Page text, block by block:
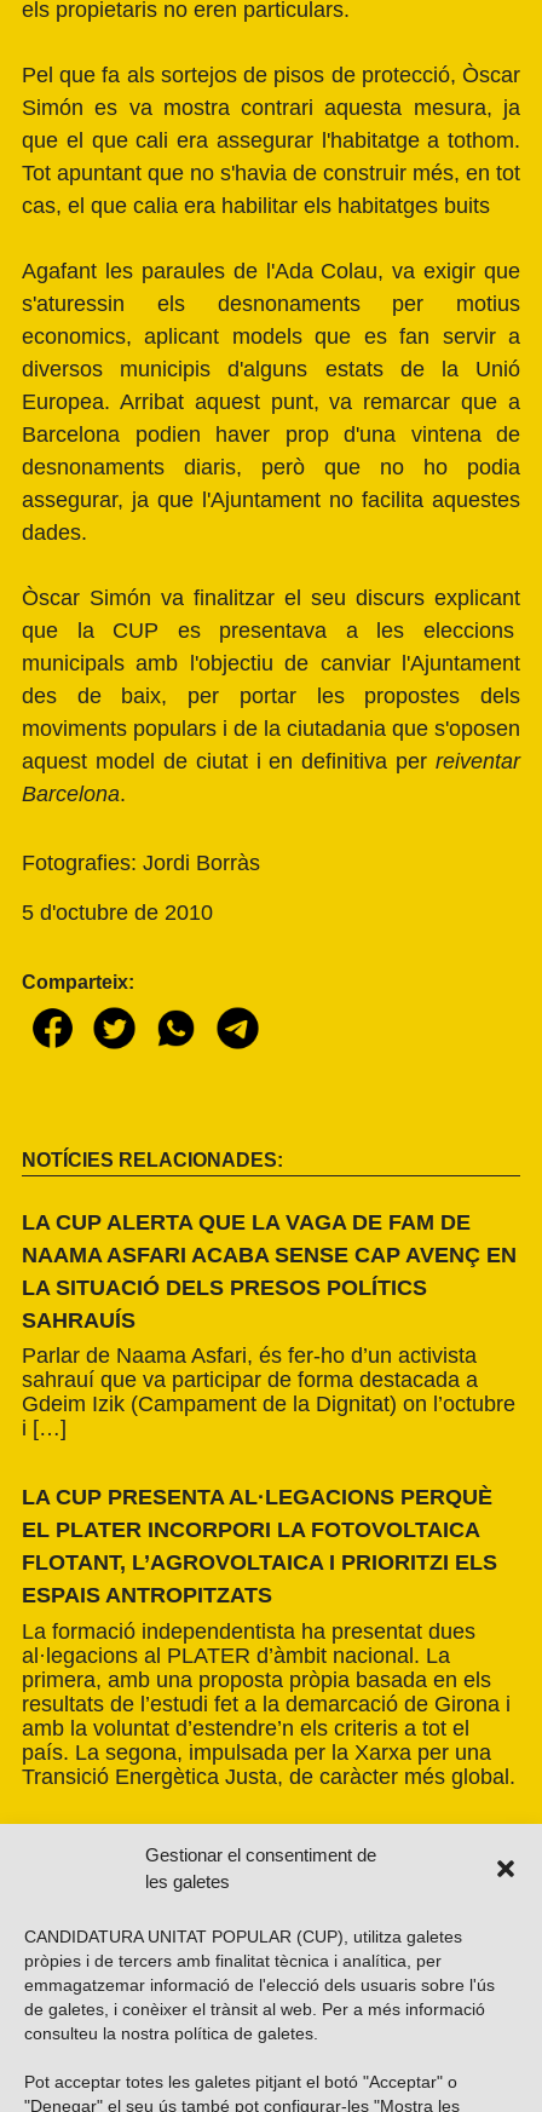
Gestionar el consentiment de
les galetes
CANDIDATURA UNITAT POPULAR (CUP), utilitza galetes
pròpies i de tercers amb finalitat tècnica i analítica, per
emmagatzemar informació de l'elecció dels usuaris sobre l'ús
de galetes, i conèixer el trànsit al web. Per a més informació
consulteu la nostra política de galetes
Pot acceptar totes les galetes pitjant el botó "Acceptar" o
"Denegar" el seu ús també pot configurar-les "Mostra les
els propietaris no eren particulars.
Pel que fa als sortejos de pisos de protecció, Òscar
Simón es va mostra contrari aquesta mesura, ja
que el que cali era assegurar l'habitatge a tothom.
Tot apuntant que no s'havia de construir més, en tot
cas, el que calia era habilitar els habitatges buits
Agafant les paraules de l'Ada Colau, va exigir que
s'aturessin els desnonaments per motius
economics, aplicant models que es fan servir a
diversos municipis d'alguns estats de la Unió
Europea. Arribat aquest punt, va remarcar que a
Barcelona podien haver prop d'una vintena de
desnonaments diaris, però que no ho podia
assegurar, ja que l'Ajuntament no facilita aquestes
dades.
Òscar Simón va finalitzar el seu discurs explicant
que la CUP es presentava a les eleccions
municipals amb l'objectiu de canviar l'Ajuntament
des de baix, per portar les propostes dels
moviments populars i de la ciutadania que s'oposen
aquest model de ciutat i en definitiva per reiventar
Barcelona.
Fotografies: Jordi Borràs
5 d'octubre de 2010
Comparteix:
NOTÍCIES RELACIONADES:
LA CUP ALERTA QUE LA VAGA DE FAM DE
NAAMA ASFARI ACABA SENSE CAP AVENÇ EN
LA SITUACIÓ DELS PRESOS POLÍTICS
SAHRAUÍS
Parlar de Naama Asfari, és fer-ho d’un activista
sahrauí que va participar de forma destacada a
Gdeim Izik (Campament de la Dignitat) on l’octubre
i […]
LA CUP PRESENTA AL·LEGACIONS PERQUÈ
EL PLATER INCORPORI LA FOTOVOLTAICA
FLOTANT, L’AGROVOLTAICA I PRIORITZI ELS
ESPAIS ANTROPITZATS
La formació independentista ha presentat dues
al·legacions al PLATER d’àmbit nacional. La
primera, amb una proposta pròpia basada en els
resultats de l’estudi fet a la demarcació de Girona i
amb la voluntat d’estendre’n els criteris a tot el
país. La segona, impulsada per la Xarxa per una
Transició Energètica Justa, de caràcter més global.
Vols subscriure’t al nostre butlletí?